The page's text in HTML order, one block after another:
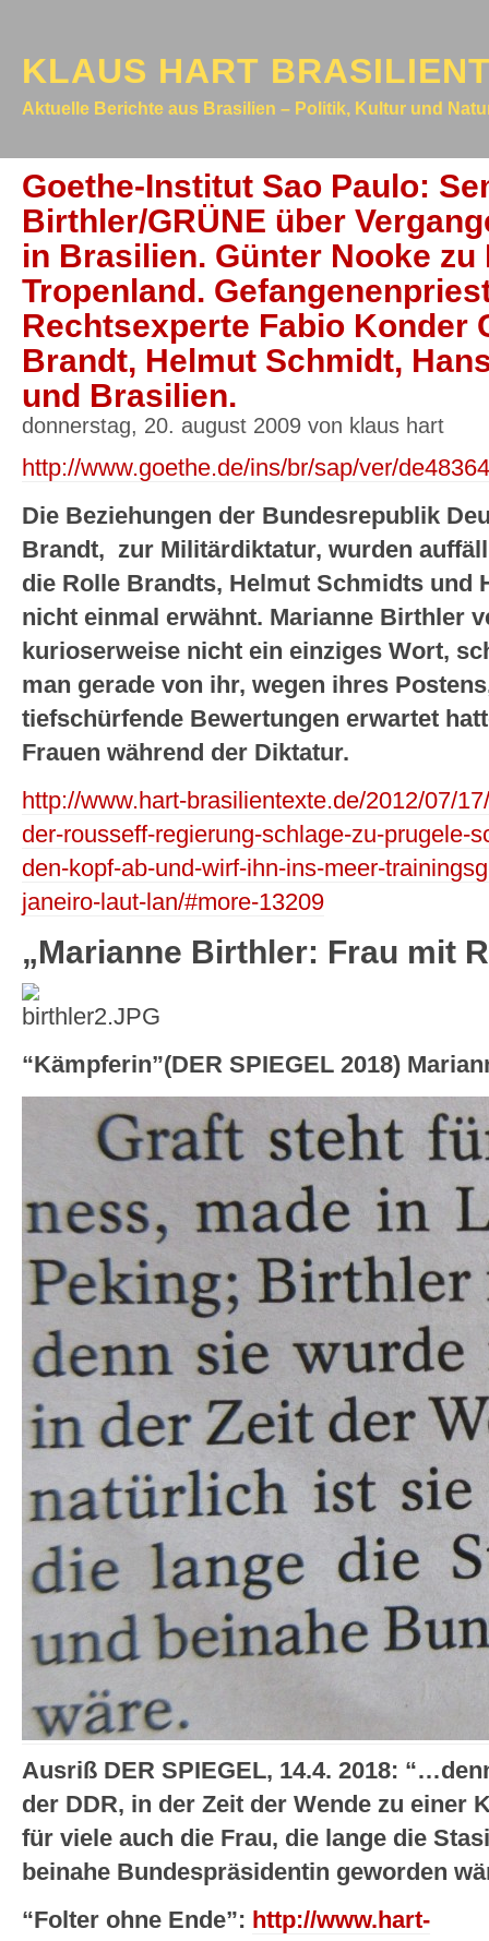
KLAUS HART
Aktuelle Berichte aus Brasilien – Politik, Kultur und
Goethe-Institut Sao Paulo:
Birthler/GRÜNE über
in Brasilien. Günter Nooke zu
Tropenland.
Rechtsexperte Fabio Konder
Brandt, Helmut Schmidt,
und Brasilien.
donnerstag, 20. august 2009 von klaus hart
http://www.goethe.de/ins/br/sap/ver/
Die Beziehungen der Bundesrepublik
Brandt, zur Militärdiktatur, wurden
die Rolle Brandts, Helmut Schmidts und
nicht einmal erwähnt. Marianne Birthler
kurioserweise nicht ein einziges Wort,
man gerade von ihr, wegen ihres
tiefschürfende Bewertungen erwartet
Frauen während der Diktatur.
http://www.hart-brasilientexte.de/2012/07/
der-rousseff-regierung-schlage-zu-prugele-
den-kopf-ab-und-wirf-ihn-ins-meer-
janeiro-laut-lan/#more-13209
„Marianne Birthler: Frau mit
“Kämpferin”(DER SPIEGEL 2018)
Ausriß DER SPIEGEL, 14.4. 2018:
der DDR, in der Zeit der Wende zu einer
für viele auch die Frau, die lange die
beinahe Bundespräsidentin geworden
“Folter ohne Ende”: http://www.hart-